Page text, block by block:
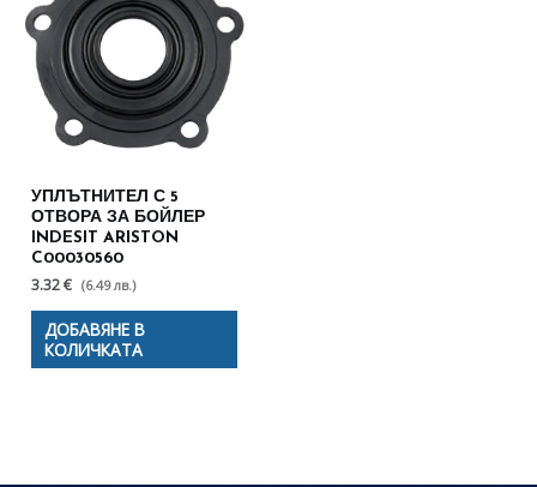
УПЛЪТНИТЕЛ С 5
ОТВОРА ЗА БОЙЛЕР
INDESIT ARISTON
C00030560
3.32 € (6.49 лв.)
ДОБАВЯНЕ В
КОЛИЧКАТА